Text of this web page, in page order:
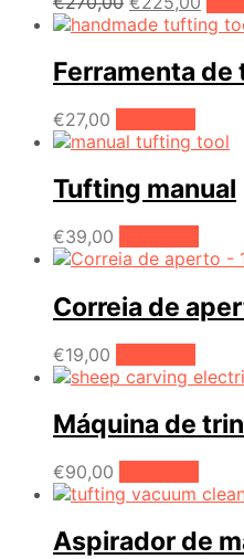
preço
era:
€270,00.
é:
Ferramenta
€27,00
Tufting manual
€39,00
Correia de
€19,00
Máquina de
€90,00
Aspirador de